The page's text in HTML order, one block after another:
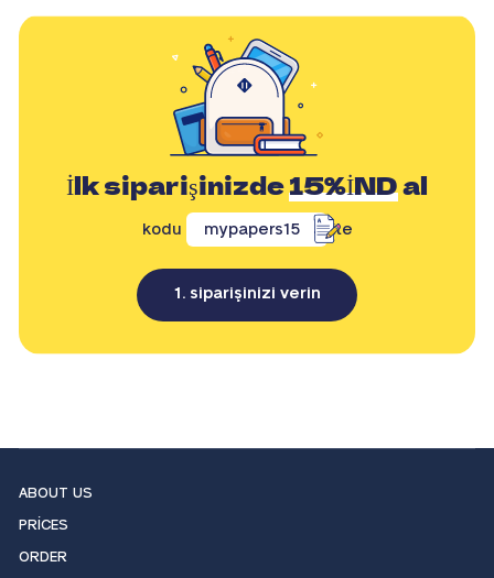
İlk siparişinizde15%İNDal
kodu mypapers15 ile
1. siparişinizi verin
ABOUT US
PRICES
ORDER